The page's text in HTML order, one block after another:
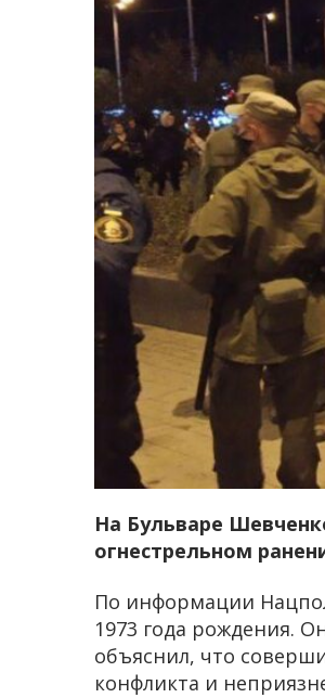
На Бульваре
огнестрельном
По информации
1973 года рождения.
объяснил, что
конфликта и